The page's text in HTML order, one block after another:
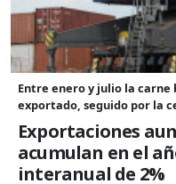
Entre enero y julio la
exportado, seguido por la
Exportaciones
acumulan en el
interanual de 2%